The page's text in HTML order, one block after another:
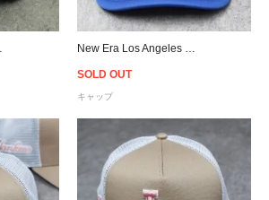
SOLD OUT
キャップ